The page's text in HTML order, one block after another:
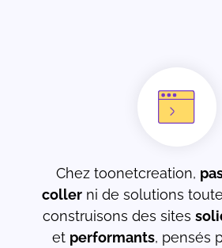
Chez toonetcreation,
collerni de solutions
construisons des sites
et performants, pensés